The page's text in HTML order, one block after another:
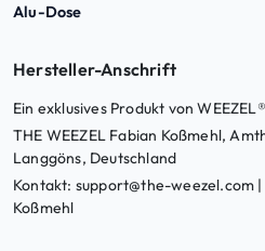
Alu-Dose
Hersteller-Anschrift
Ein exklusives Produkt von WEEZEL®
THE WEEZEL Fabian Koßmehl,
Langgöns, Deutschland
Kontakt: support@the-weezel.com
Koßmehl